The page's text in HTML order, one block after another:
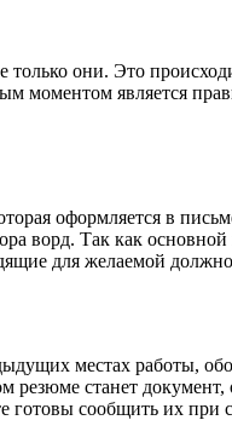
они. Это
моментом является
оформляется в
ворд. Так как основной
для желаемой
местах работы,
станет
готовы сообщить их при